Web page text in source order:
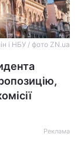
і НБУ / фото ZN.ua
Реклама